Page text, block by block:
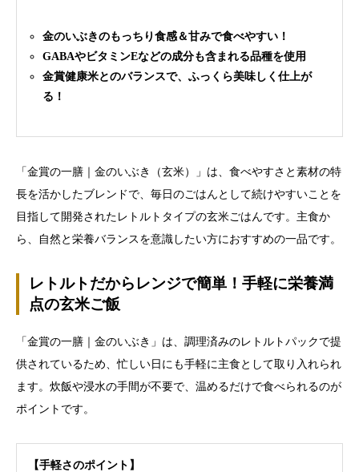
金のいぶきのもっちり食感＆甘みで食べやすい！
GABAやビタミンEなどの成分も含まれる品種を使用
金賞健康米とのバランスで、ふっくら美味しく仕上が
る！
「金賞の一膳｜金のいぶき（玄米）」は、食べやすさと素材の特
長を活かしたブレンドで、毎日のごはんとして続けやすいことを
目指して開発されたレトルトタイプの玄米ごはんです。主食か
ら、自然と栄養バランスを意識したい方におすすめの一品です。
レトルトだからレンジで簡単！手軽に栄養満
点の玄米ご飯
「金賞の一膳｜金のいぶき」は、調理済みのレトルトパックで提
供されているため、忙しい日にも手軽に主食として取り入れられ
ます。炊飯や浸水の手間が不要で、温めるだけで食べられるのが
ポイントです。
【手軽さのポイント】